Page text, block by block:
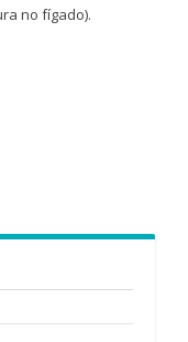
no fígado).